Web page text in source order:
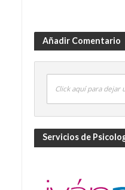
Añadir Comentario
Click aquí para dejar
Servicios de